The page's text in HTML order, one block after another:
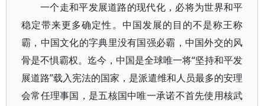
一个走和平发展道路的现代化，必将为世界和平
稳定带来更多确定性。中国发展的目的不是称王称
霸，中国文化的字典里没有国强必霸，中国外交的风
骨是不惧霸权。迄今，中国是全球唯一将“坚持和平发
展道路”载入宪法的国家，是派遣维和人员最多的安理
会常任理事国，是五核国中唯一承诺不首先使用核武